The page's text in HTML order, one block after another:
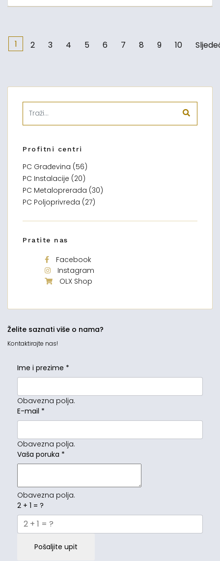
1 2 3 4 5 6 7 8 9 10
Profitni centri
PC Građevina (56)
PC Instalacije (20)
PC Metaloprerada (30)
PC Poljoprivreda (27)
Pratite nas
Facebook
Instagram
OLX Shop
Želite saznati više o nama?
Kontaktirajte nas!
Ime i prezime *
Obavezna polja.
E-mail *
Obavezna polja.
Vaša poruka *
Obavezna polja.
2 + 1 = ?
Pošaljite upit